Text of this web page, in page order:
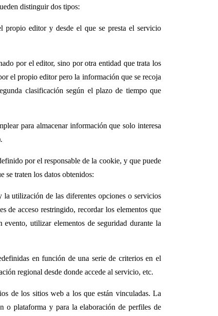
distinguir dos tipos:
propio editor y desde el que se presta el servicio
por el editor, sino por otra entidad que trata los
el propio editor pero la información que se recoja
clasificación según el plazo de tiempo que
para almacenar información que solo interesa
por el responsable de la cookie, y que puede
se traten los datos obtenidos:
utilización de las diferentes opciones o servicios
de acceso restringido, recordar los elementos que
utilizar elementos de seguridad durante la
en función de una serie de criterios en el
regional desde donde accede al servicio, etc.
de los sitios web a los que están vinculadas. La
o plataforma y para la elaboración de perfiles de